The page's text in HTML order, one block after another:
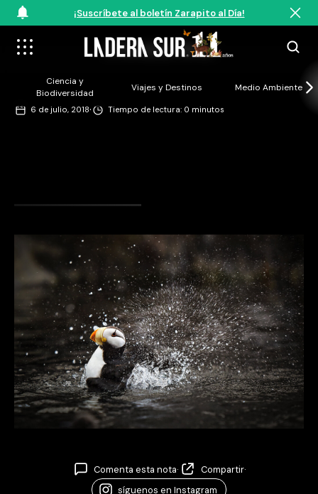
¡Suscríbete al boletín Zarapito al Día!
Ciencia y
Biodiversidad
Viajes y Destinos Medio Ambiente
©Teresita Perez
6 de julio, 2018· Tiempo de lectura: 0 minutos
Comenta esta nota· Compartir·
síguenos en Instagram